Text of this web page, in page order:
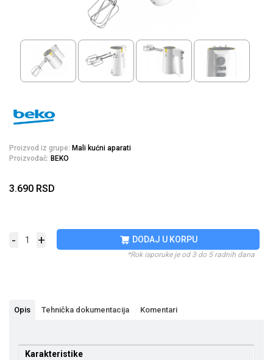
Proizvod iz grupe: Mali kućni aparati
Proizvođač: BEKO
3.690 RSD
- + DODAJ U KORPU
*Rok isporuke je od 3 do 5 radnih dana
Opis Tehnička dokumentacija Komentari
Karakteristike